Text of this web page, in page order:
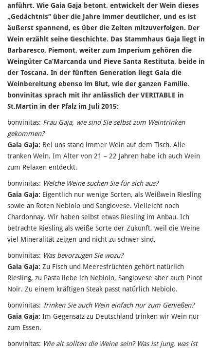
anführt. Wie Gaia Gaja betont, entwickelt der Wein dieses
„Gedächtnis“ über die Jahre immer deutlicher, und es ist
äußerst spannend, es über die Zeiten mitzuverfolgen. Der
Wein erzählt seine Geschichte. Das Stammhaus Gaja liegt in
Barbaresco, Piemont, weiter zum Imperium gehören die
Weingüter Ca’Marcanda und Pieve Santa Restituta, beide in
der Toscana. In der fünften Generation liegt Gaia die
Weinbereitung ebenso im Blut, wie der ganzen Familie.
bonvinitas sprach mit ihr anlässlich der VERITABLE in
St.Martin in der Pfalz im Juli 2015:
bonvinitas: Frau Gaja, wie sind Sie selbst zum Weintrinken
gekommen?
Gaia Gaja: Bei uns stand immer Wein auf dem Tisch. Alle
tranken Wein. Im Alter von 21 – 22 Jahren habe ich auch Wein
zum Relaxen entdeckt.
bonvinitas: Welche Weine suchen Sie für sich aus?
Gaia Gaja: Eigentlich nur wenige Sorten, als Weißwein Riesling
sowie an Roten Nebiolo und Sangiovese. Vielleicht noch
Chardonnay. Wir haben selbst etwas Riesling im Anbau. Ich
betrachte Riesling als weiße Sorte der Zukunft, weil die Weine
viel Mineralität zeigen und nicht zu schwer sind.
bonvinitas: Was bevorzugen Sie wozu?
Gaia Gaja: Zu Fisch und Meeresfrüchten gehört natürlich
Riesling, zu Pasta liebe ich Nebiolo, Sangiovese aber auch Pinot
Noir. Zu einem kräftigen Steak passt natürlich Nebiolo.
bonvinitas: Trinken Sie auch Wein einfach nur zum Genießen?
Gaia Gaja: Im Gegensatz zu Deutschland trinken wir Wein nur
zum Essen.
bonvinitas: Wie alt sollten die Weine sein? Was ist jung, was ist